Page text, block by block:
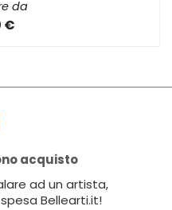
da
€
acquisto
ad un artista,
Bellearti.it!